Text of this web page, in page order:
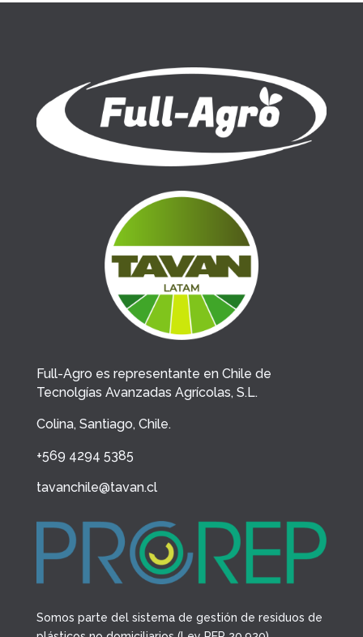
Full-Agro es representante en Chile de
Tecnolgías Avanzadas Agrícolas, S.L.
Colina, Santiago, Chile.
+569 4294 5385
tavanchile@tavan.cl
Somos parte del sistema de gestión de residuos de